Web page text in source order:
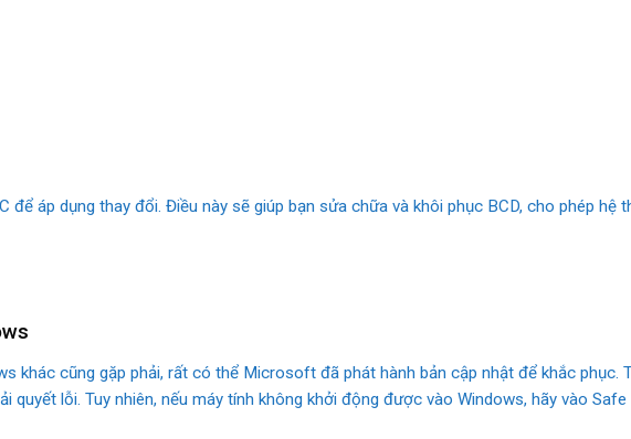
để áp dụng thay đổi. Điều này sẽ giúp bạn sửa chữa và khôi phục BCD, cho phép hệ
khác cũng gặp phải, rất có thể Microsoft đã phát hành bản cập nhật để khắc phục.
quyết lỗi. Tuy nhiên, nếu máy tính không khởi động được vào Windows, hãy vào